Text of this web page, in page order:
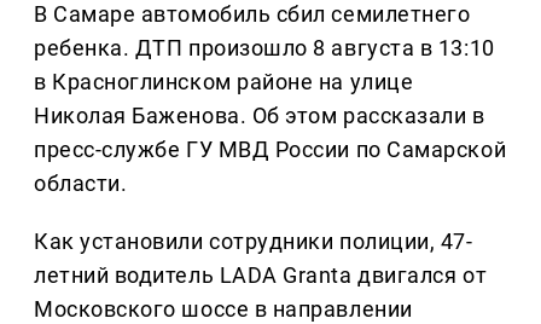
В Самаре автомобиль сбил семилетнего
ребенка. ДТП произошло 8 августа в 13:10
в Красноглинском районе на улице
Николая Баженова. Об этом рассказали в
пресс-службе ГУ МВД России по Самарской
области.
Как установили сотрудники полиции, 47-
летний водитель LADA Granta двигался от
Московского шоссе в направлении